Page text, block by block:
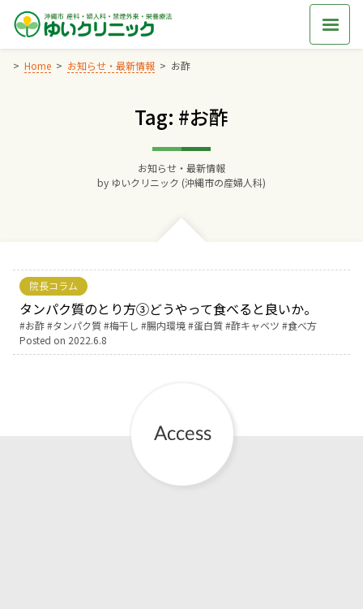
Skip
content
Home お知らせ・最新情報 お酢
Tag: #お酢
お知らせ・最新情報
by ゆいクリニック (沖縄市の産婦人科)
院長コラム
タンパク質のとり方③どうやって食べると良いか。
Tags:
お酢 タンパク質 梅干し 腸内環境 蛋白質 酢キャベツ
食べ方
Posted on 2022.6.8
Home
交通アクセス
診療料金
妊婦健診
親と子の結びつき支援
母乳育児